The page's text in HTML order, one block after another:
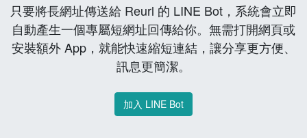
只要將長網址傳送給 Reurl 的 LINE Bot，系統會立即
自動產生一個專屬短網址回傳給你。無需打開網頁或
安裝額外 App，就能快速縮短連結，讓分享更方便、
訊息更簡潔。
加入 LINE Bot